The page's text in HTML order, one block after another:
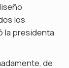
los
la presidenta
de